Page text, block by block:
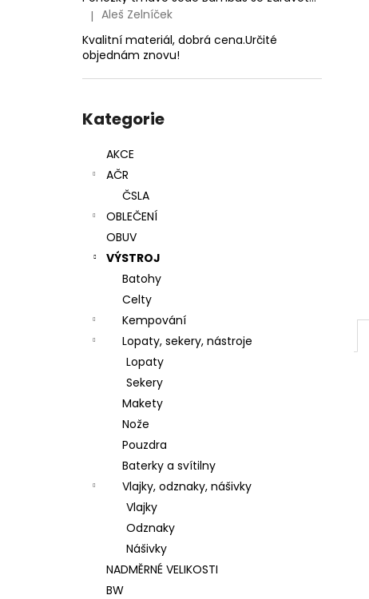
Hodnocení produktu je 5 z 5 hvězdiček.
| Aleš Zelníček
Kvalitní materiál, dobrá cena.Určité
objednám znovu!
kategorie
Kategorie
AKCE
AČR
ČSLA
OBLEČENÍ
OBUV
VÝSTROJ
Batohy
Celty
Kempování
Lopaty, sekery, nástroje
Lopaty
Sekery
Makety
Nože
Pouzdra
Baterky a svítilny
Vlajky, odznaky, nášivky
Vlajky
Odznaky
Nášivky
NADMĚRNÉ VELIKOSTI
BW
24 Kč